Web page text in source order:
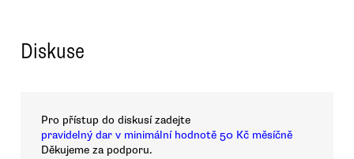
Diskuse
Pro přístup do diskusí zadejte
pravidelný dar v minimální hodnotě 50 Kč měsíčně
Děkujeme za podporu.